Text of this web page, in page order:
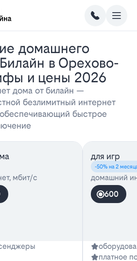
в Орехово-
и цены 2026
дома от билайн —
безлимитный интернет
быстрое
мбит/с
для игр
-50% на 2
домашний
600
платное